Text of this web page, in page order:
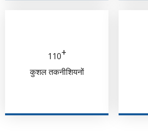
110+
कुशल तकनीशियनों